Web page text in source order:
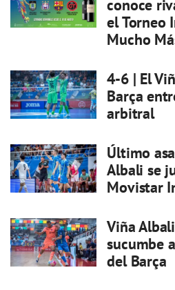
conoce
el Torneo
Mucho
4-6 | El
Barça
arbitral
Último
Albali se
Movistar
Viña
sucumbe
del Barça